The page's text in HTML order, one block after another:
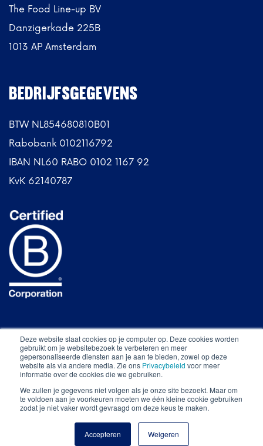
Deze website slaat cookies op je computer op. Deze cookies worden
gebruikt om je websitebezoek te verbeteren en meer
gepersonaliseerde diensten aan je aan te bieden, zowel op deze
website als via andere media. Zie ons Privacybeleid voor meer
informatie over de cookies die we gebruiken.
We zullen je gegevens niet volgen als je onze site bezoekt. Maar om
te voldoen aan je voorkeuren moeten we één kleine cookie gebruiken
zodat je niet vaker wordt gevraagd om deze keus te maken.
Accepteren Weigeren
The Food Line-up BV
Danzigerkade 225B
1013 AP Amsterdam
BEDRIJFSGEGEVENS
BTW NL854680810B01
Rabobank 0102116792
IBAN NL60 RABO 0102 1167 92
KvK 62140787
Alle rechten voorbehouden © The Food Line-Up
2026.
Privacy statement. Algemene voorwaarden.